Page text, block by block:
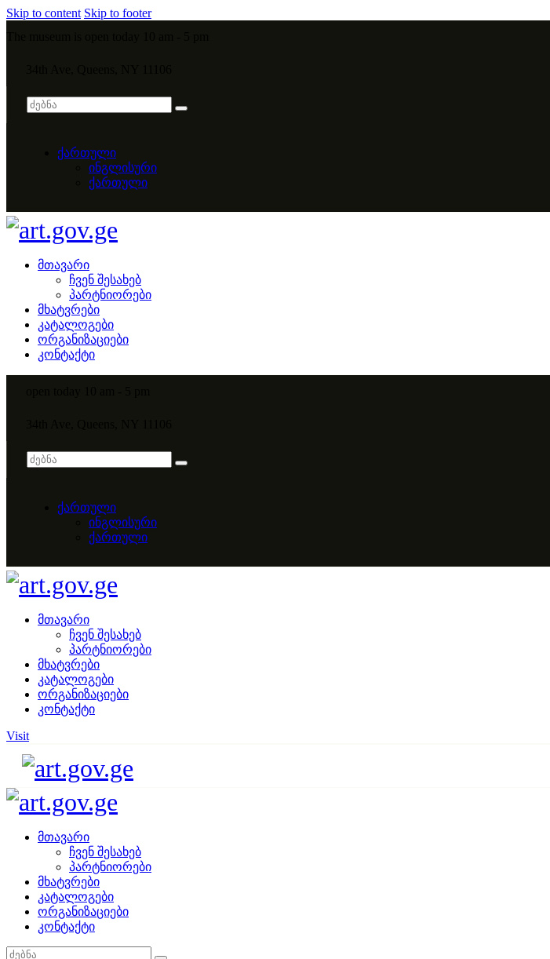
Skip to content Skip to footer
ქართული
ინგლისური
ქართული
მთავარი
ჩვენ შესახებ
პარტნიორები
მხატვრები
კატალოგები
ორგანიზაციები
კონტაქტი
ქართული
ინგლისური
ქართული
მთავარი
ჩვენ შესახებ
პარტნიორები
მხატვრები
კატალოგები
ორგანიზაციები
კონტაქტი
Visit
მთავარი
ჩვენ შესახებ
პარტნიორები
მხატვრები
კატალოგები
ორგანიზაციები
კონტაქტი